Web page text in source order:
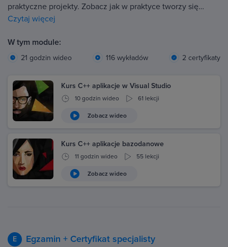
praktyczne projekty. Zobacz jak w praktyce tworzy się…
Czytaj więcej
W tym module:
21 godzin wideo 116 wykładów 2 certyfikaty
Kurs C++ aplikacje w Visual Studio
10 godzin wideo 61 lekcji
Zobacz wideo
Kurs C++ aplikacje bazodanowe
11 godzin wideo 55 lekcji
Zobacz wideo
E Egzamin + Certyfikat specjalisty